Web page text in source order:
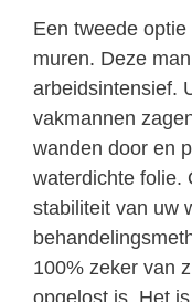
Een tweede
muren. Deze
arbeidsintensief.
vakmannen
wanden door en
waterdichte folie.
stabiliteit van uw
100% zeker van
opgelost is. Het